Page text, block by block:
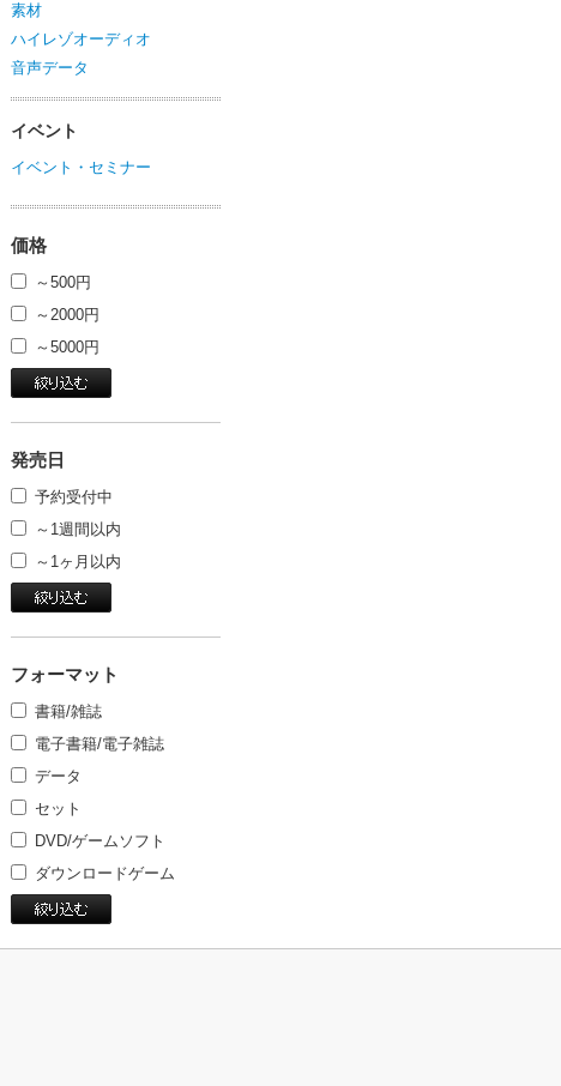
素材
ハイレゾオーディオ
音声データ
イベント
イベント・セミナー
価格
～500円
～2000円
～5000円
発売日
予約受付中
～1週間以内
～1ヶ月以内
フォーマット
書籍/雑誌
電子書籍/電子雑誌
データ
セット
DVD/ゲームソフト
ダウンロードゲーム